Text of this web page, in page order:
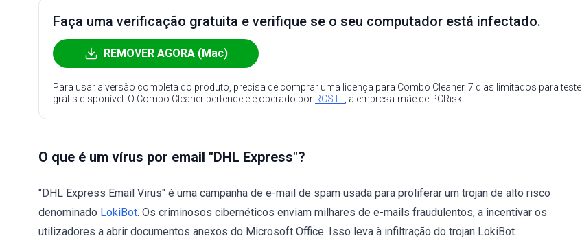
Faça uma verificação gratuita e verifique se o seu computador está infectado.
REMOVER AGORA (Mac)
Para usar a versão completa do produto, precisa de comprar uma licença para Combo Cleaner. 7 dias limitados para teste
grátis disponível. O Combo Cleaner pertence e é operado por RCS LT, a empresa-mãe de PCRisk.
O que é um vírus por email "DHL Express"?
"DHL Express Email Virus" é uma campanha de e-mail de spam usada para proliferar um trojan de alto risco
denominado LokiBot. Os criminosos cibernéticos enviam milhares de e-mails fraudulentos, a incentivar os
utilizadores a abrir documentos anexos do Microsoft Office. Isso leva à infiltração do trojan LokiBot.